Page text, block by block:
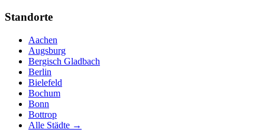
Standorte
Aachen
Augsburg
Bergisch Gladbach
Berlin
Bielefeld
Bochum
Bonn
Bottrop
Alle Städte →